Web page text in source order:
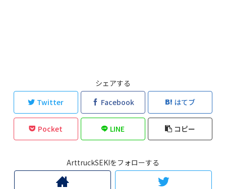
シェアする
Twitter
Facebook はてブ
Pocket LINE コピー
ArttruckSEKIをフォローする